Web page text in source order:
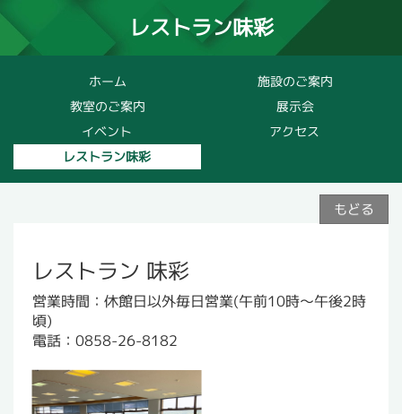
レストラン味彩
ホーム
施設のご案内
教室のご案内
展示会
イベント アクセス
レストラン味彩
もどる